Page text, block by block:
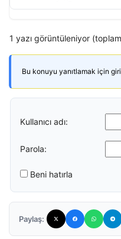
1 yazı görüntüleniyor
Bu konuyu yanıtlamak için
Kullanıcı adı:
Parola:
Beni hatırla
Paylaş: